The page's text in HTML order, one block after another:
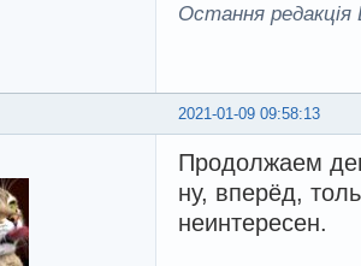
Остання редакція
2021-01-09 09:58:13
Продолжаем
ну, вперёд,
неинтересен.